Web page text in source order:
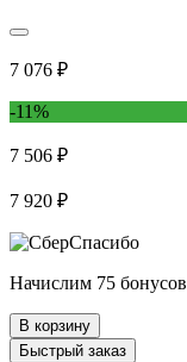
7 076 ₽
-11%
7 506 ₽
7 920 ₽
Начислим 75 бонусов
В корзину
Быстрый заказ